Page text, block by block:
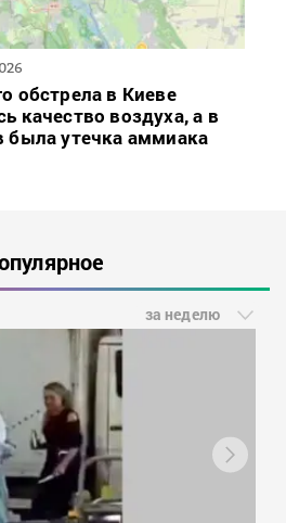
обстрела в Киеве
качество воздуха, а в
была утечка аммиака
за неделю